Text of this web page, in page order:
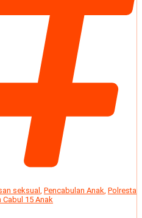
seksual, Pencabulan Anak, Polresta
Cabul 15 Anak